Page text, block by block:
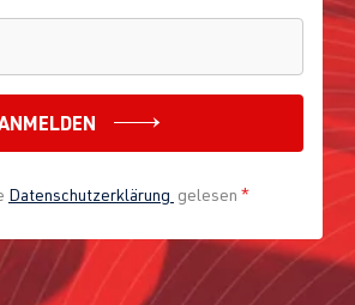
Datenschutzerklärung gelesen *